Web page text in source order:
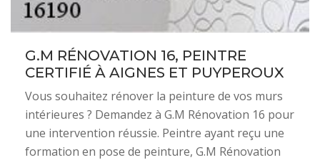
G.M RÉNOVATION 16, PEINTRE
CERTIFIÉ À AIGNES ET PUYPEROUX
Vous souhaitez rénover la peinture de vos murs
intérieures ? Demandez à G.M Rénovation 16 pour
une intervention réussie. Peintre ayant reçu une
formation en pose de peinture, G.M Rénovation